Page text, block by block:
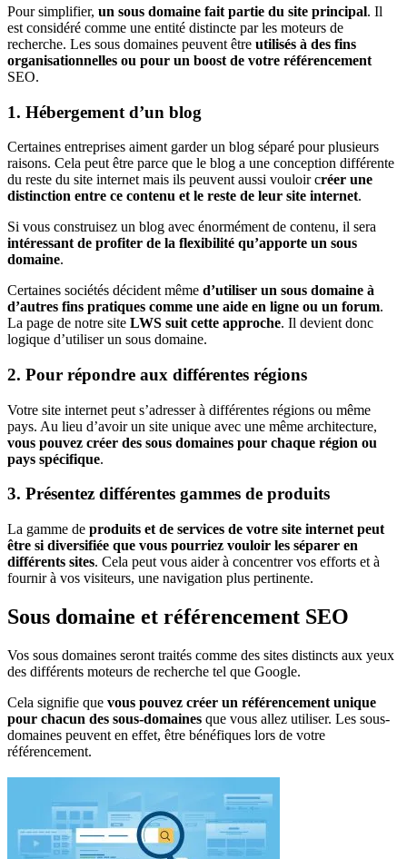
Pour simplifier, un sous domaine fait partie du site principal. Il
est considéré comme une entité distincte par les moteurs de
recherche. Les sous domaines peuvent être utilisés à des fins
organisationnelles ou pour un boost de votre référencement
SEO.
1. Hébergement d’un blog
Certaines entreprises aiment garder un blog séparé pour plusieurs
raisons. Cela peut être parce que le blog a une conception différente
du reste du site internet mais ils peuvent aussi vouloir créer une
distinction entre ce contenu et le reste de leur site internet.
Si vous construisez un blog avec énormément de contenu, il sera
intéressant de profiter de la flexibilité qu’apporte un sous
domaine.
Certaines sociétés décident même d’utiliser un sous domaine à
d’autres fins pratiques comme une aide en ligne ou un forum.
La page de notre site LWS suit cette approche. Il devient donc
logique d’utiliser un sous domaine.
2. Pour répondre aux différentes régions
Votre site internet peut s’adresser à différentes régions ou même
pays. Au lieu d’avoir un site unique avec une même architecture,
vous pouvez créer des sous domaines pour chaque région ou
pays spécifique.
3. Présentez différentes gammes de produits
La gamme de produits et de services de votre site internet peut
être si diversifiée que vous pourriez vouloir les séparer en
différents sites. Cela peut vous aider à concentrer vos efforts et à
fournir à vos visiteurs, une navigation plus pertinente.
Sous domaine et référencement SEO
Vos sous domaines seront traités comme des sites distincts aux yeux
des différents moteurs de recherche tel que Google.
Cela signifie que vous pouvez créer un référencement unique
pour chacun des sous-domaines que vous allez utiliser. Les sous-
domaines peuvent en effet, être bénéfiques lors de votre
référencement.